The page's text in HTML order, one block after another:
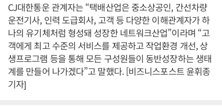
CJ대한통운 관계자는 “택배산업은 중소상공인, 간선차량
운전기사, 인력 도급회사, 고객 등 다양한 이해관계자가 하
나의 유기체처럼 형성돼 성장한 네트워크산업”이라며 “고
객에게 최고 수준의 서비스를 제공하고 작업환경 개선, 상
생프로그램 등을 통해 모든 구성원들이 동반성장하는 생태
계를 만들어 나가겠다”고 말했다. [비즈니스포스트 윤휘종
기자]